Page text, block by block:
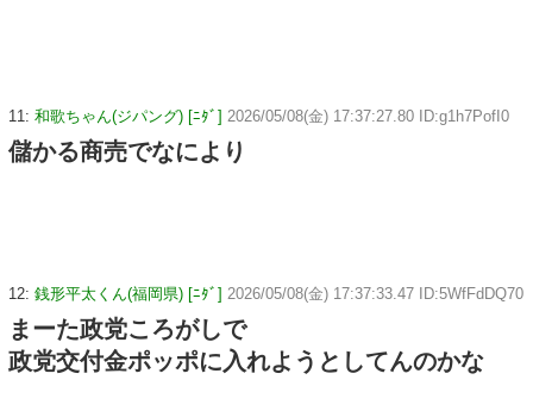
11: 和歌ちゃん(ジパング) [ﾆﾀﾞ] 2026/05/08(金) 17:37:27.80 ID:g1h7PofI0
儲かる商売でなにより
12: 銭形平太くん(福岡県) [ﾆﾀﾞ] 2026/05/08(金) 17:37:33.47 ID:5WfFdDQ70
まーた政党ころがしで
政党交付金ポッポに入れようとしてんのかな